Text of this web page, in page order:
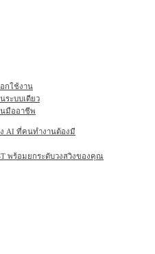
อกใช้งาน
ระบบเดียว
นมืออาชีพ
ง AI ที่คนทำงานต้องมี
พร้อมยกระดับวงสวิงของคุณ